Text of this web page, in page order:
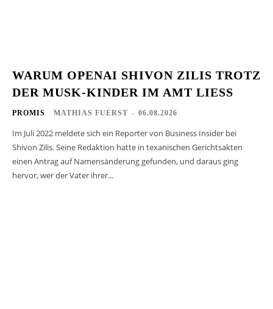
WARUM OPENAI SHIVON ZILIS TROTZ
DER MUSK-KINDER IM AMT LIESS
PROMIS MATHIAS FUERST - 06.08.2026
Im Juli 2022 meldete sich ein Reporter von Business Insider bei
Shivon Zilis. Seine Redaktion hatte in texanischen Gerichtsakten
einen Antrag auf Namensänderung gefunden, und daraus ging
hervor, wer der Vater ihrer...